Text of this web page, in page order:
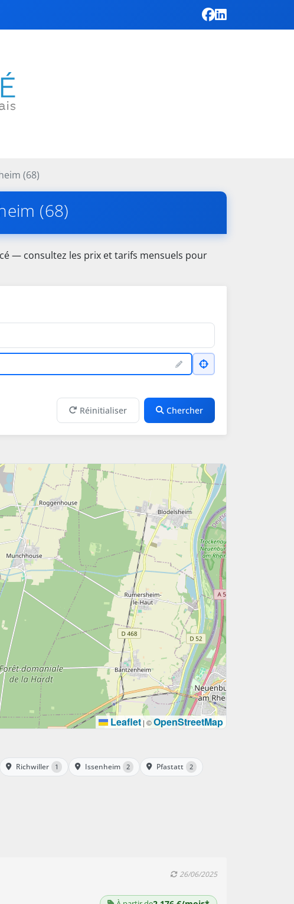
(68)
(68)
— consultez les prix et tarifs mensuels pour
Réinitialiser Chercher
Leaflet | ©OpenStreetMap
Richwiller 1 Issenheim 2 Pfastatt 2
26/06/2025